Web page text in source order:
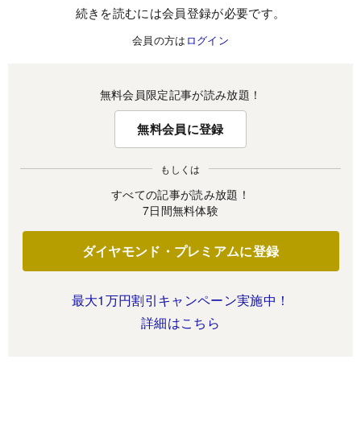
続きを読むには会員登録が必要です。
会員の方は ログイン
無料会員限定記事が読み放題！
無料会員に登録
もしくは
すべての記事が読み放題！
7日間無料体験
ダイヤモンド・プレミアムに登録
最大1万円割引キャンペーン実施中！
詳細はこちら